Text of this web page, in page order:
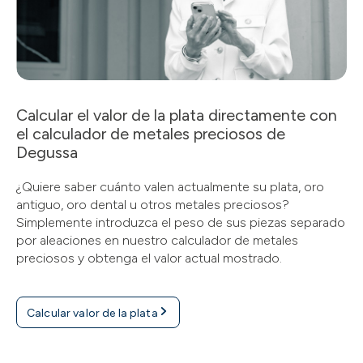
Calcular el valor de la plata directamente con
el calculador de metales preciosos de
Degussa
¿Quiere saber cuánto valen actualmente su plata, oro
antiguo, oro dental u otros metales preciosos?
Simplemente introduzca el peso de sus piezas separado
por aleaciones en nuestro calculador de metales
preciosos y obtenga el valor actual mostrado.
Calcular valor de la plata